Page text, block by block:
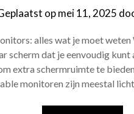
opmei 11, 2025
alles wat je moet weten
scherm dat je eenvoudig
extra schermruimte te
monitoren zijn meestal